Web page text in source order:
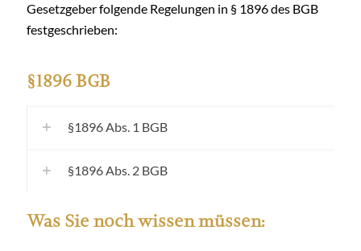
Gesetzgeber folgende Regelungen in § 1896 des BGB
festgeschrieben:
§1896 BGB
§1896 Abs. 1 BGB
§1896 Abs. 2 BGB
Was Sie noch wissen müssen: